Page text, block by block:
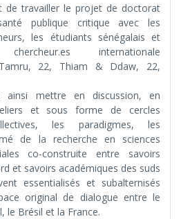
de travailler le projet de doctorat
publique critique avec les
les étudiants sénégalais et
internationale
Tamru, 22, Thiam & Ddaw, 22,
ainsi mettre en discussion, en
et sous forme de cercles
les paradigmes, les
de la recherche en sciences
co-construite entre savoirs
et savoirs académiques des suds
essentialisés et subalternisés
original de dialogue entre le
le Brésil et la France.